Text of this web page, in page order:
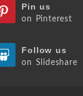
Pin us
on Pinterest
Follow us
on Slideshare